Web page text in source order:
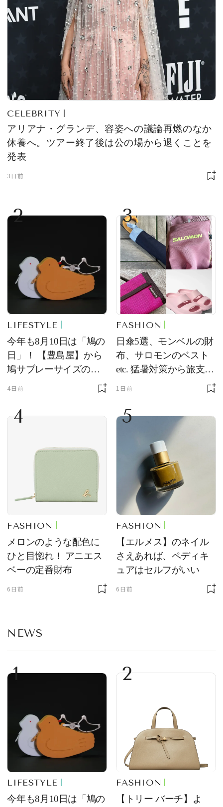
CELEBRITY
アリアナ・グランデ、容姿への議論再燃のなか
休養へ。ツアー終了後は公の場から退くことを
発表
3日前
2
LIFESTYLE
今年も8月10日は「鳩の
日」！ 【豊島屋】から
鳩サブレーサイズのポ
ーチ「はとっこ」を限
4日前
3
FASHION
日傘5選、モンベルの財
布、サロモンのベスト
etc. 猛暑対策から旅支度
まで！ ｜今週の人気記
1日前
4
FASHION
メロンのような配色に
ひと目惚れ！ アニエス
ベーの定番財布
6日前
5
FASHION
【エルメス】のネイル
さえあれば、ペディキ
ュアはセルフがいい
6日前
NEWS
1
LIFESTYLE
今年も8月10日は「鳩の
2
FASHION
【トリー バーチ】よ